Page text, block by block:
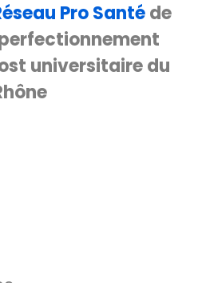
Pro Santéde
universitaire du